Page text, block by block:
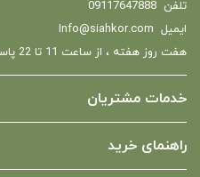
تلفن 09117647888
ایمیل Info@siahkor.com
هفت روز هفته ، از ساعت 11 تا 22 پاسخگوی شما هستیم.
خدمات مشتریان
راهنمای خرید